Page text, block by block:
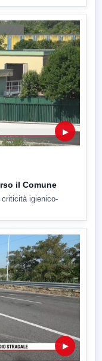
▶
il Comune
igienico-
▶